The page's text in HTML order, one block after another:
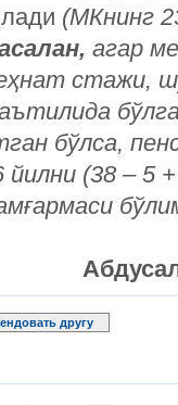
(МКнинг
агар
стажи,
бўлса,
йилни (38 – 5
другу